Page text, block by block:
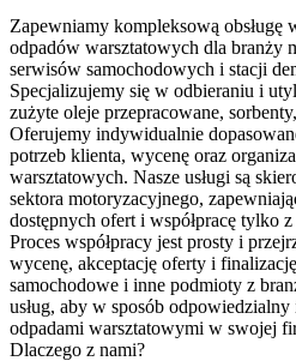
Zapewniamy kompleksową obsługę
odpadów warsztatowych dla branży
serwisów samochodowych i stacji
Specjalizujemy się w odbieraniu i
zużyte oleje przepracowane,
Oferujemy indywidualnie
potrzeb klienta, wycenę oraz
warsztatowych. Nasze usługi są
sektora motoryzacyjnego,
dostępnych ofert i współpracę tylko
Proces współpracy jest prosty i
wycenę, akceptację oferty i
samochodowe i inne podmioty z
usług, aby w sposób
odpadami warsztatowymi w swojej
Dlaczego z nami?